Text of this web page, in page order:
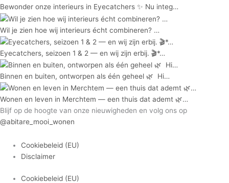
Bewonder onze interieurs in Eyecatchers ✨ Nu integ…
Wil je zien hoe wij interieurs écht combineren?⁠ ⁠…
Eyecatchers, seizoen 1 & 2 — en wij zijn erbij. 🎬*…
Binnen en buiten, ontworpen als één geheel 🌿⁠ ⁠ Hi…
Wonen en leven in Merchtem — een thuis dat ademt 🌿…
Blijf op de hoogte van onze nieuwigheden en volg ons op
@abitare_mooi_wonen
Cookiebeleid (EU)
Disclaimer
Cookiebeleid (EU)